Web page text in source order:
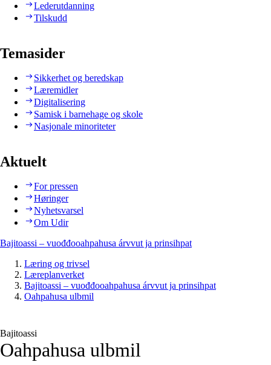
Lederutdanning
Tilskudd
Temasider
Sikkerhet og beredskap
Læremidler
Digitalisering
Samisk i barnehage og skole
Nasjonale minoriteter
Aktuelt
For pressen
Høringer
Nyhetsvarsel
Om Udir
Bajitoassi – vuođđooahpahusa árvvut ja prinsihpat
Læring og trivsel
Læreplanverket
Bajitoassi – vuođđooahpahusa árvvut ja prinsihpat
Oahpahusa ulbmil
Bajitoassi
Oahpahusa ulbmil